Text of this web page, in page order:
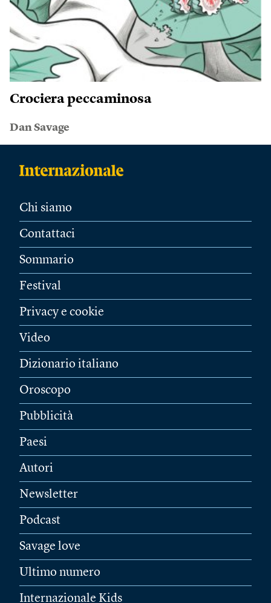
Crociera peccaminosa
Dan Savage
Chi siamo
Contattaci
Sommario
Festival
Privacy e cookie
Video
Dizionario italiano
Oroscopo
Pubblicità
Paesi
Autori
Newsletter
Podcast
Savage love
Ultimo numero
Internazionale Kids